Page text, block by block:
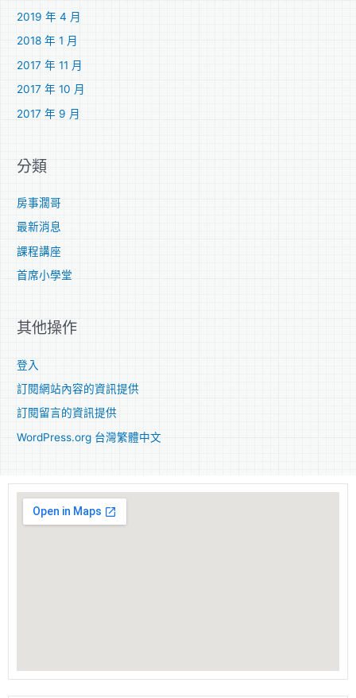
2019 年 4 月
2018 年 1 月
2017 年 11 月
2017 年 10 月
2017 年 9 月
分類
房事濶哥
最新消息
課程講座
首席小學堂
其他操作
登入
訂閱網站內容的資訊提供
訂閱留言的資訊提供
WordPress.org 台灣繁體中文